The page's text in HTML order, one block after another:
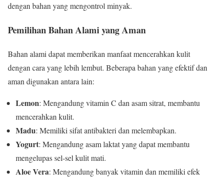
dengan bahan yang mengontrol minyak.
Pemilihan Bahan Alami yang Aman
Bahan alami dapat memberikan manfaat mencerahkan kulit
dengan cara yang lebih lembut. Beberapa bahan yang efektif dan
aman digunakan antara lain:
Lemon: Mengandung vitamin C dan asam sitrat, membantu
mencerahkan kulit.
Madu: Memiliki sifat antibakteri dan melembapkan.
Yogurt: Mengandung asam laktat yang dapat membantu
mengelupas sel-sel kulit mati.
Aloe Vera: Mengandung banyak vitamin dan memiliki efek